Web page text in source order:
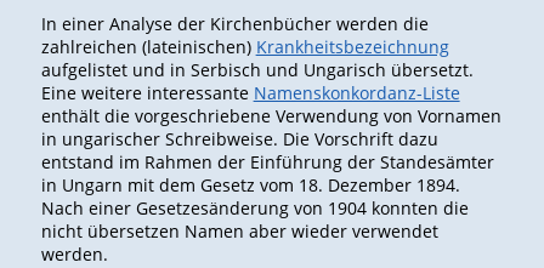
In einer Analyse der Kirchenbücher werden die
zahlreichen (lateinischen) Krankheitsbezeichnung
aufgelistet und in Serbisch und Ungarisch übersetzt.
Eine weitere interessante Namenskonkordanz-Liste
enthält die vorgeschriebene Verwendung von Vornamen
in ungarischer Schreibweise. Die Vorschrift dazu
entstand im Rahmen der Einführung der Standesämter
in Ungarn mit dem Gesetz vom 18. Dezember 1894.
Nach einer Gesetzesänderung von 1904 konnten die
nicht übersetzen Namen aber wieder verwendet
werden.